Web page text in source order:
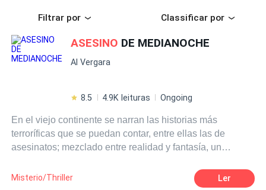
Filtrar por Classificar por
ASESINO DE MEDIANOCHE
Al Vergara
8.5 4.9K leituras Ongoing
En el viejo continente se narran las historias más
terroríficas que se puedan contar, entre ellas las de
asesinatos; mezclado entre realidad y fantasía, un
vampiros; para cometer sus crímenes. Una joven
aristócrata y un policía recién llegado a Scottland Yard,
Misterio/Thriller Ler